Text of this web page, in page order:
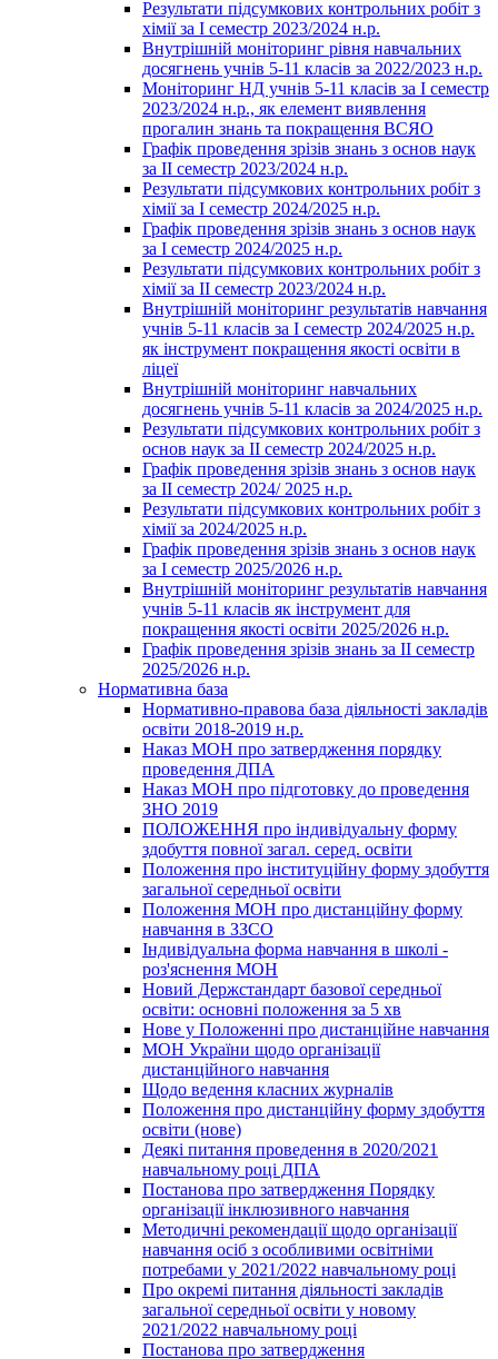
Результати підсумкових контрольних робіт з
хімії за І семестр 2023/2024 н.р.
Внутрішній моніторинг рівня навчальних
досягнень учнів 5-11 класів за 2022/2023 н.р.
Моніторинг НД учнів 5-11 класів за І семестр
2023/2024 н.р., як елемент виявлення
прогалин знань та покращення ВСЯО
Графік проведення зрізів знань з основ наук
за ІІ семестр 2023/2024 н.р.
Результати підсумкових контрольних робіт з
хімії за І семестр 2024/2025 н.р.
Графік проведення зрізів знань з основ наук
за І семестр 2024/2025 н.р.
Результати підсумкових контрольних робіт з
хімії за ІІ семестр 2023/2024 н.р.
Внутрішній моніторинг результатів навчання
учнів 5-11 класів за І семестр 2024/2025 н.р.
як інструмент покращення якості освіти в
ліцеї
Внутрішній моніторинг навчальних
досягнень учнів 5-11 класів за 2024/2025 н.р.
Результати підсумкових контрольних робіт з
основ наук за ІІ семестр 2024/2025 н.р.
Графік проведення зрізів знань з основ наук
за ІІ семестр 2024/ 2025 н.р.
Результати підсумкових контрольних робіт з
хімії за 2024/2025 н.р.
Графік проведення зрізів знань з основ наук
за І семестр 2025/2026 н.р.
Внутрішній моніторинг результатів навчання
учнів 5-11 класів як інструмент для
покращення якості освіти 2025/2026 н.р.
Графік проведення зрізів знань за ІІ семестр
2025/2026 н.р.
Нормативна база
Нормативно-правова база діяльності закладів
освіти 2018-2019 н.р.
Наказ МОН про затвердження порядку
проведення ДПА
Наказ МОН про підготовку до проведення
ЗНО 2019
ПОЛОЖЕННЯ про індивідуальну форму
здобуття повної загал. серед. освіти
Положення про інституційну форму здобуття
загальної середньої освіти
Положення МОН про дистанційну форму
навчання в ЗЗСО
Індивідуальна форма навчання в школі -
роз'яснення МОН
Новий Держстандарт базової середньої
освіти: основні положення за 5 хв
Нове у Положенні про дистанційне навчання
МОН України щодо організації
дистанційного навчання
Щодо ведення класних журналів
Положення про дистанційну форму здобуття
освіти (нове)
Деякі питання проведення в 2020/2021
навчальному році ДПА
Постанова про затвердження Порядку
організації інклюзивного навчання
Методичні рекомендації щодо організації
навчання осіб з особливими освітніми
потребами у 2021/2022 навчальному році
Про окремі питання діяльності закладів
загальної середньої освіти у новому
2021/2022 навчальному році
Постанова про затвердження